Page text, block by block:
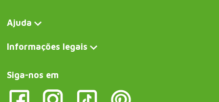
Ajuda
Informações legais
Siga-nos em